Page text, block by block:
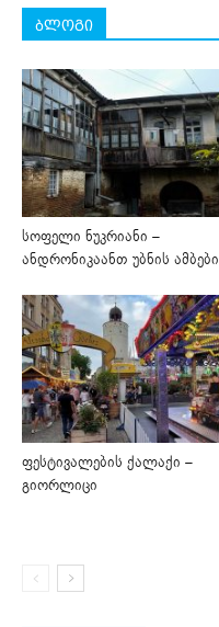
ბლოგი
სოფელი ნუკრიანი –
ანდრონიკაანთ უბნის ამბები
ფესტივალების ქალაქი –
გიორლიცი